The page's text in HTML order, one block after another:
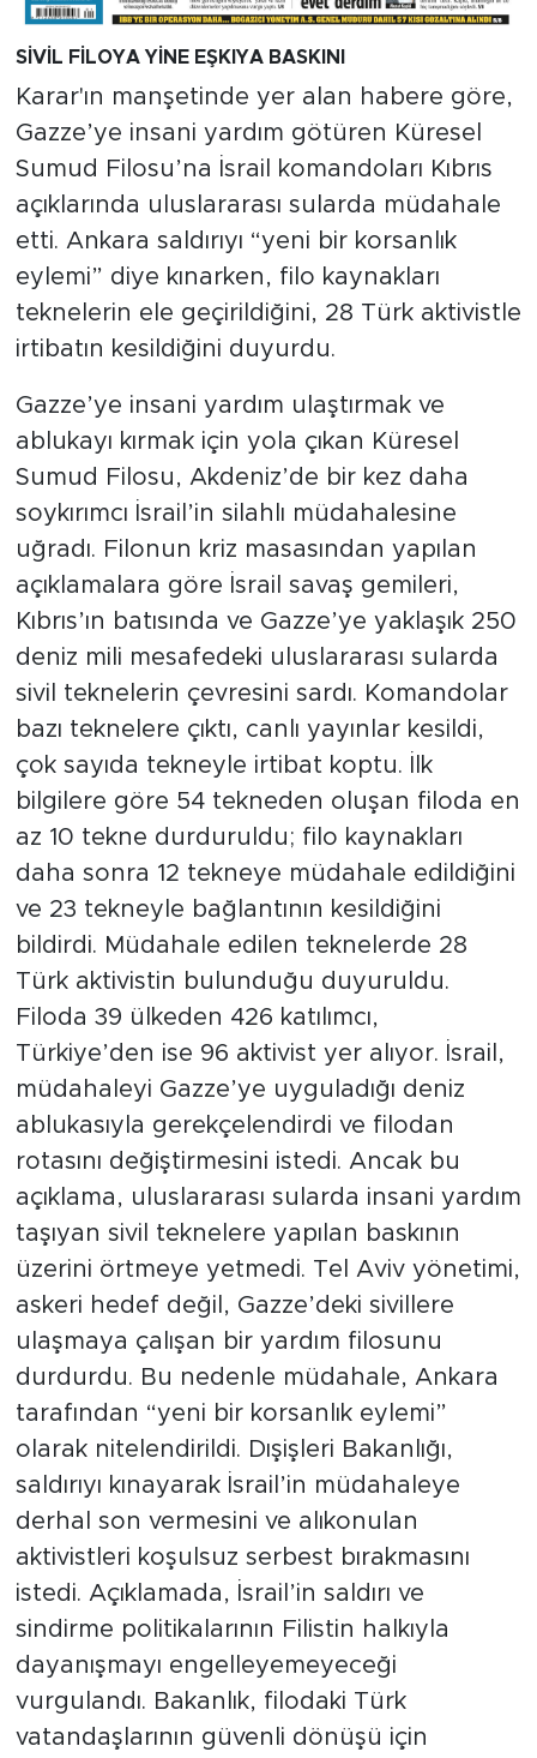
SİVİL FİLOYA YİNE EŞKIYA BASKINI
Karar'ın manşetinde yer alan habere göre,
Gazze’ye insani yardım götüren Küresel
Sumud Filosu’na İsrail komandoları Kıbrıs
açıklarında uluslararası sularda müdahale
etti. Ankara saldırıyı “yeni bir korsanlık
eylemi” diye kınarken, filo kaynakları
teknelerin ele geçirildiğini, 28 Türk aktivistle
irtibatın kesildiğini duyurdu.
Gazze’ye insani yardım ulaştırmak ve
ablukayı kırmak için yola çıkan Küresel
Sumud Filosu, Akdeniz’de bir kez daha
soykırımcı İsrail’in silahlı müdahalesine
uğradı. Filonun kriz masasından yapılan
açıklamalara göre İsrail savaş gemileri,
Kıbrıs’ın batısında ve Gazze’ye yaklaşık 250
deniz mili mesafedeki uluslararası sularda
sivil teknelerin çevresini sardı. Komandolar
bazı teknelere çıktı, canlı yayınlar kesildi,
çok sayıda tekneyle irtibat koptu. İlk
bilgilere göre 54 tekneden oluşan filoda en
az 10 tekne durduruldu; filo kaynakları
daha sonra 12 tekneye müdahale edildiğini
ve 23 tekneyle bağlantının kesildiğini
bildirdi. Müdahale edilen teknelerde 28
Türk aktivistin bulunduğu duyuruldu.
Filoda 39 ülkeden 426 katılımcı,
Türkiye’den ise 96 aktivist yer alıyor. İsrail,
müdahaleyi Gazze’ye uyguladığı deniz
ablukasıyla gerekçelendirdi ve filodan
rotasını değiştirmesini istedi. Ancak bu
açıklama, uluslararası sularda insani yardım
taşıyan sivil teknelere yapılan baskının
üzerini örtmeye yetmedi. Tel Aviv yönetimi,
askeri hedef değil, Gazze’deki sivillere
ulaşmaya çalışan bir yardım filosunu
durdurdu. Bu nedenle müdahale, Ankara
tarafından “yeni bir korsanlık eylemi”
olarak nitelendirildi. Dışişleri Bakanlığı,
saldırıyı kınayarak İsrail’in müdahaleye
derhal son vermesini ve alıkonulan
aktivistleri koşulsuz serbest bırakmasını
istedi. Açıklamada, İsrail’in saldırı ve
sindirme politikalarının Filistin halkıyla
dayanışmayı engelleyemeyeceği
vurgulandı. Bakanlık, filodaki Türk
vatandaşlarının güvenli dönüşü için